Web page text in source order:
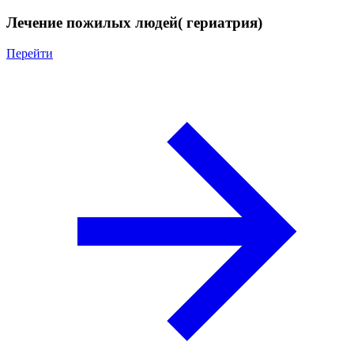
Лечение пожилых людей( гериатрия)
Перейти